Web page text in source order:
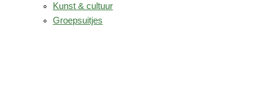
Kunst & cultuur
Groepsuitjes